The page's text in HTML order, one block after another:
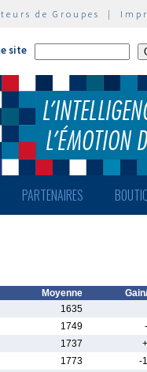
de Groupes |
site
PARTENAIRES
Moyenne
1635
1749
1737
1773
-